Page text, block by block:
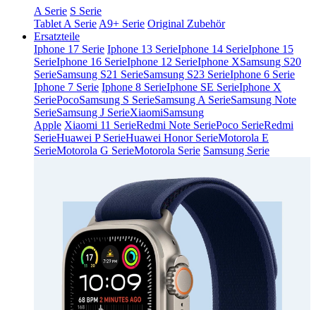
A Serie S Serie
Tablet A Serie A9+ Serie Original Zubehör
Ersatzteile
Iphone 17 Serie Iphone 13 SerieIphone 14 SerieIphone 15
SerieIphone 16 SerieIphone 12 SerieIphone XSamsung S20
SerieSamsung S21 SerieSamsung S23 SerieIphone 6 Serie
Iphone 7 Serie Iphone 8 SerieIphone SE SerieIphone X
SeriePocoSamsung S SerieSamsung A SerieSamsung Note
SerieSamsung J SerieXiaomiSamsung
Apple Xiaomi 11 SerieRedmi Note SeriePoco SerieRedmi
SerieHuawei P SerieHuawei Honor SerieMotorola E
SerieMotorola G SerieMotorola Serie Samsung Serie